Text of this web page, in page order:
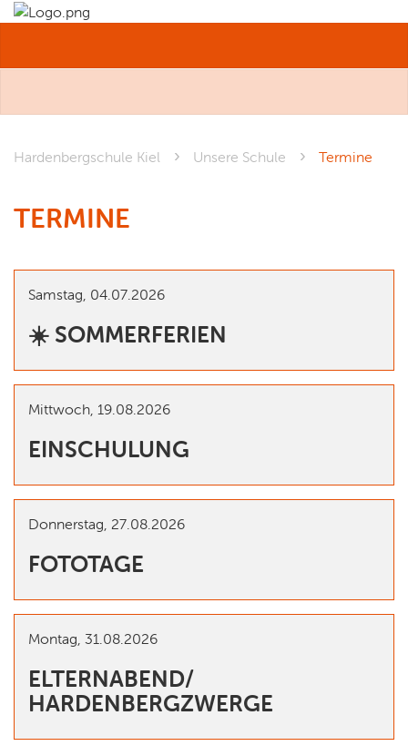
Hardenbergschule Kiel
Unsere Schule Termine
TERMINE
Samstag, 04.07.2026
☀️ SOMMERFERIEN
Mittwoch, 19.08.2026
EINSCHULUNG
Donnerstag, 27.08.2026
FOTOTAGE
Montag, 31.08.2026
ELTERNABEND/
HARDENBERGZWERGE